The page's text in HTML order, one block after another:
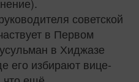
советской
в Первом
в Хиджазе
его избирают вице-